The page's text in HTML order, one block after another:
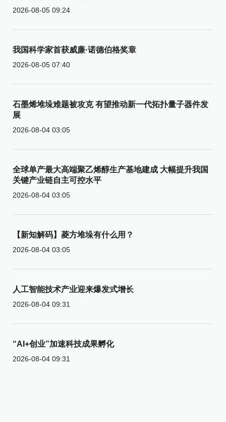
2026-08-05 09:24
我国科学家首获威廉·诺德伯格奖章
2026-08-05 07:40
石墨烯堆垛难题被攻克 有望推动新一代拓扑量子器件发
展
2026-08-04 03:05
全球单产最大高端聚乙烯醇生产基地建成 大幅提升我国
关键产业链自主可控水平
2026-08-04 03:05
【新知解码】菱方堆垛有什么用？
2026-08-04 03:05
人工智能技术产业迎来爆发式增长
2026-08-04 09:31
“AI+创业”加速科技成果孵化
2026-08-04 09:31